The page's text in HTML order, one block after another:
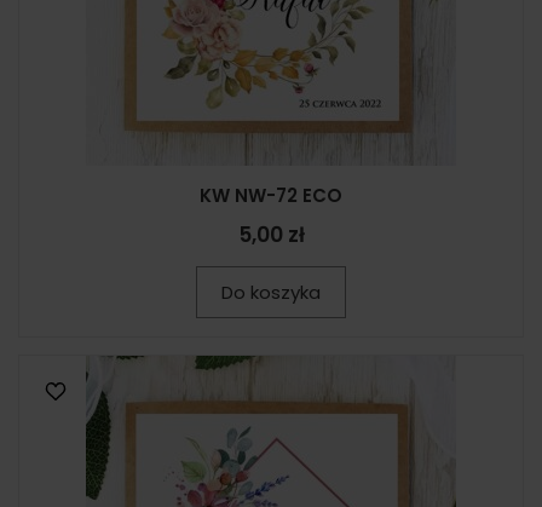
KW NW-72 ECO
5,00 zł
Do koszyka